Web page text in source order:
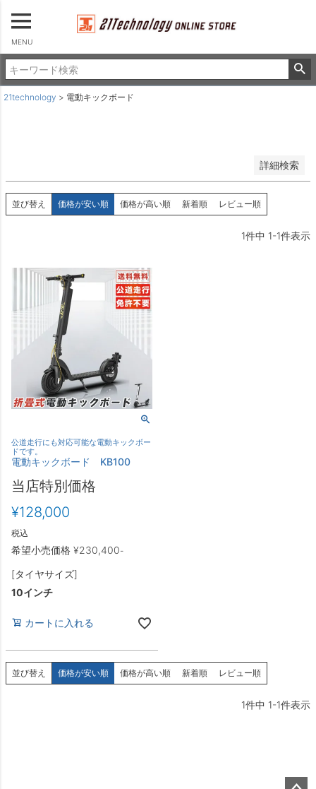
MENU
21technology 電動キックボード
詳細検索
登録順
価格が安い順
優先度順
レビュー順
キーワードヒット順
並び替え 価格が安い順 価格が高い順 新着順 レビュー順
1件中 1-1件表示
公道走行にも対応可能な電動キックボー
ドです。
電動キックボード KB100
希望小売価格 ¥230,400-
当店特別価格
¥128,000
税込
[タイヤサイズ]
10インチ
カートに入れる
並び替え 価格が安い順 価格が高い順 新着順 レビュー順
1件中 1-1件表示